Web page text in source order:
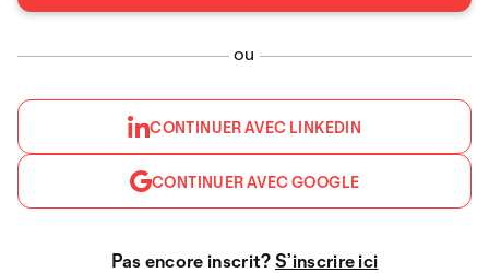
ou
CONTINUER AVEC LINKEDIN
CONTINUER AVEC GOOGLE
Pas encore inscrit?S’inscrire ici